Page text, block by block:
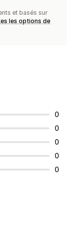
et basés sur
les options de
0
0
0
0
0